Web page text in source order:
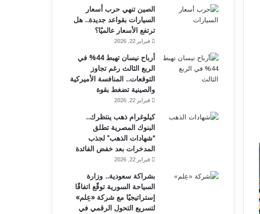
الصين تنهي حرب أسعار
السيارات بقواعد جديدة.. هل
ترتفع الأسعار عالميًا؟
فبراير 22, 2026
أرباح نيسان تهبط 44% في
الربع الثالث رغم تجاوز
التوقعات.. المنافسة الأميركية
والصينية تضغط بقوة
فبراير 22, 2026
كيلوغرام ذهب ينتظرك..
البنوك المصرية تطلق
“شهادات الذهب” لجذب
المدخرات بعد خفض الفائدة
فبراير 22, 2026
بشراكة سعودية.. وزارة
السياحة السورية توقّع اتفاقًا
إستراتيجيًا مع شركة «عِلم»
لتسريع التحول الرقمي في